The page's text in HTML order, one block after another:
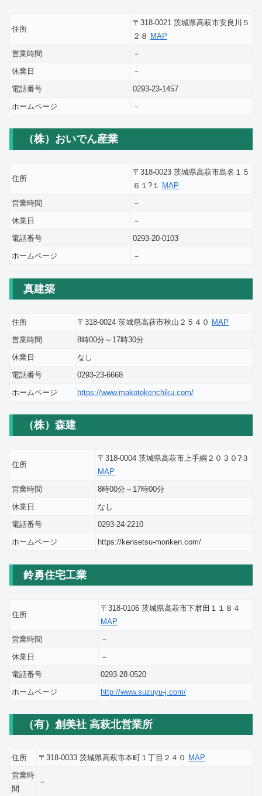
住所
〒318-0021 茨城県高萩市安良川５
２８ MAP
営業時間
－
休業日
－
電話番号
0293-23-1457
ホームページ
－
（株）おいでん産業
住所
〒318-0023 茨城県高萩市島名１５
６１?１ MAP
営業時間
－
休業日
－
電話番号
0293-20-0103
ホームページ
－
真建築
住所 〒318-0024 茨城県高萩市秋山２５４０ MAP
営業時間
8時00分～17時30分
休業日
なし
電話番号
0293-23-6668
ホームページ
https://www.makotokenchiku.com/
（株）森建
住所
〒318-0004 茨城県高萩市上手綱２０３０?３
MAP
営業時間
8時00分～17時00分
休業日
なし
電話番号
0293-24-2210
ホームページ
https://kensetsu-moriken.com/
鈴勇住宅工業
住所
〒318-0106 茨城県高萩市下君田１１８４
MAP
営業時間
－
休業日
－
電話番号
0293-28-0520
ホームページ
http://www.suzuyu-j.com/
（有）創美社 高萩北営業所
住所 〒318-0033 茨城県高萩市本町１丁目２４０ MAP
営業時
間
－